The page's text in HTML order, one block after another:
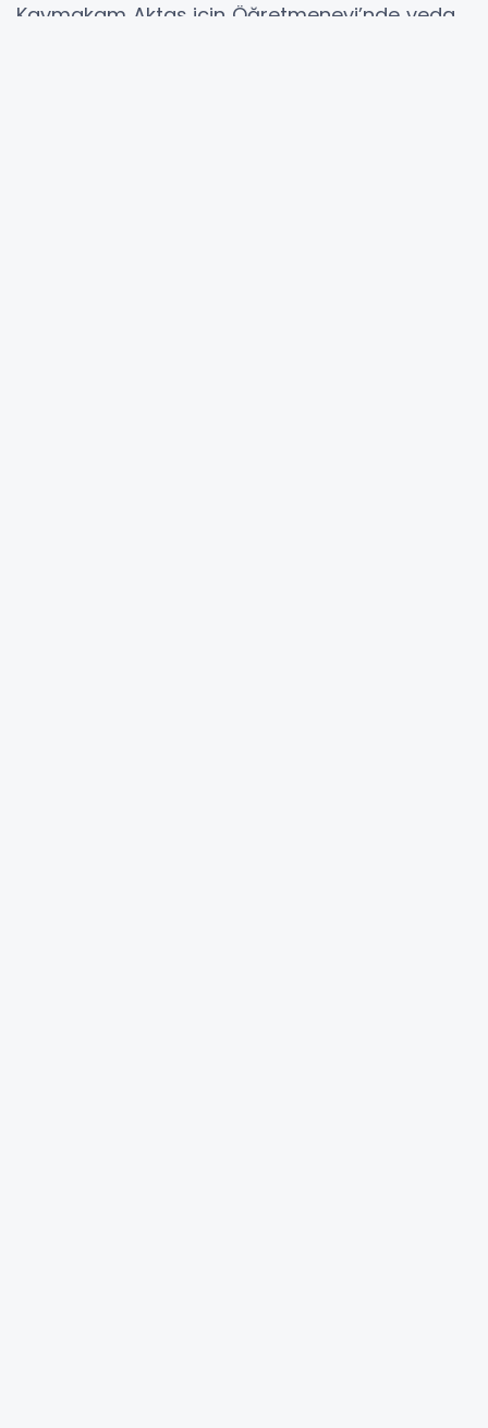
Kaymakam Aktaş için Öğretmenevi’nde veda